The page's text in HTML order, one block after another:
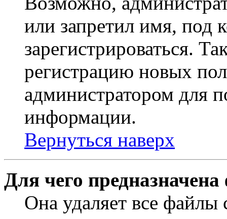
или запретил имя, под
зарегистрироваться.
регистрацию новых
администратором для
информации.
Вернуться наверх
Для чего
Она удаляет все файлы